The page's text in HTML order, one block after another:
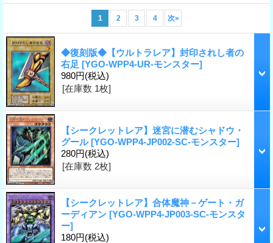
1 2 3 4 次»
◆復刻版◆【ウルトラレア】封印されし者の
右足 [YGO-WPP4-UR-モンスター]
980円(税込)
[在庫数 1枚]
【シークレットレア】迷宮に潜むシャドウ・
グール[YGO-WPP4-JP002-SC-モンスター]
280円(税込)
[在庫数 2枚]
【シークレットレア】合体魔神－ゲート・ガ
ーディアン [YGO-WPP4-JP003-SC-モンスタ
ー]
180円(税込)